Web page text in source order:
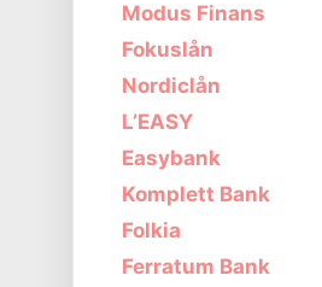
Modus Finans
Fokuslån
Nordiclån
L’EASY
Easybank
Komplett Bank
Folkia
Ferratum Bank